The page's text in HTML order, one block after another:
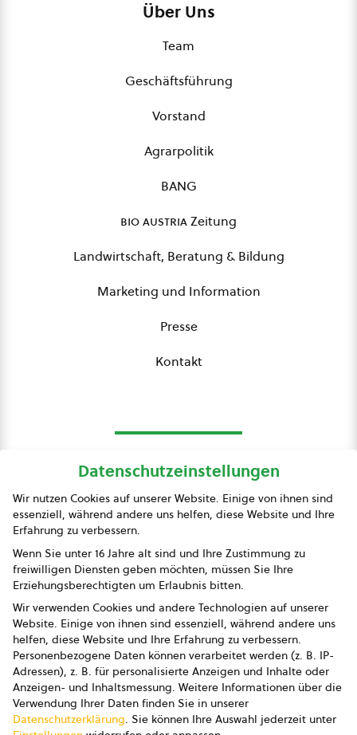
Über Uns
Team
Geschäftsführung
Vorstand
Agrarpolitik
BANG
bio austriaZeitung
Landwirtschaft, Beratung & Bildung
Marketing und Information
Presse
Kontakt
Presse
Impressum
Datenschutz
AGB
AGB Marketing GmbH
AGB Bildung
Newsletter
Datenschutzeinstellungen
Wir nutzen Cookies auf unserer Website. Einige von ihnen sind
essenziell, während andere uns helfen, diese Website und Ihre
Erfahrung zu verbessern.
Wenn Sie unter 16 Jahre alt sind und Ihre Zustimmung zu
freiwilligen Diensten geben möchten, müssen Sie Ihre
Erziehungsberechtigten um Erlaubnis bitten.
Wir verwenden Cookies und andere Technologien auf unserer
Website. Einige von ihnen sind essenziell, während andere uns
helfen, diese Website und Ihre Erfahrung zu verbessern.
Personenbezogene Daten können verarbeitet werden (z. B. IP-
Adressen), z. B. für personalisierte Anzeigen und Inhalte oder
Anzeigen- und Inhaltsmessung. Weitere Informationen über die
Verwendung Ihrer Daten finden Sie in unserer
Datenschutzerklärung. Sie können Ihre Auswahl jederzeit unter